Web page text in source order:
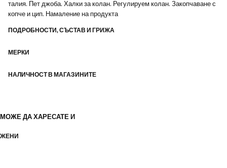
талия. Пет джоба. Халки за колан. Регулируем колан. Закопчаване с
копче и цип. Намаление на продукта
ПОДРОБНОСТИ, СЪСТАВ И ГРИЖА
МЕРКИ
НАЛИЧНОСТ В МАГАЗИНИТЕ
МОЖЕ ДА ХАРЕСАТЕ И
ЖЕНИ